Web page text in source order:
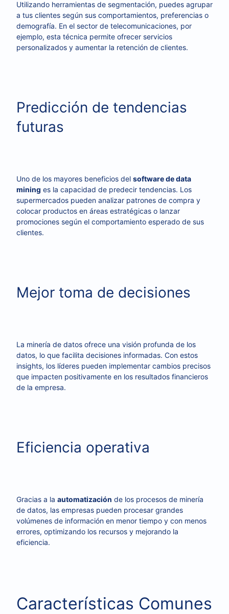
Utilizando herramientas de segmentación, puedes agrupar
a tus clientes según sus comportamientos, preferencias o
demografía. En el sector de telecomunicaciones, por
ejemplo, esta técnica permite ofrecer servicios
personalizados y aumentar la retención de clientes.
Predicción de tendencias
futuras
Uno de los mayores beneficios del software de data
mining es la capacidad de predecir tendencias. Los
supermercados pueden analizar patrones de compra y
colocar productos en áreas estratégicas o lanzar
promociones según el comportamiento esperado de sus
clientes.
Mejor toma de decisiones
La minería de datos ofrece una visión profunda de los
datos, lo que facilita decisiones informadas. Con estos
insights, los líderes pueden implementar cambios precisos
que impacten positivamente en los resultados financieros
de la empresa.
Eficiencia operativa
Gracias a la automatización de los procesos de minería
de datos, las empresas pueden procesar grandes
volúmenes de información en menor tiempo y con menos
errores, optimizando los recursos y mejorando la
eficiencia.
Características Comunes